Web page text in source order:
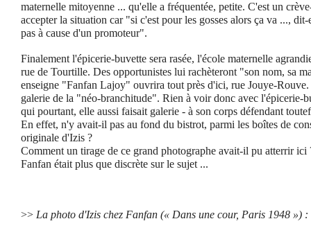
maternelle mitoyenne ... qu'elle a fréquentée, petite. C'est un
accepter la situation car "si c'est pour les gosses alors ça va ...,
pas à cause d'un promoteur".
Finalement l'épicerie-buvette sera rasée, l'école maternelle
rue de Tourtille. Des opportunistes lui rachèteront "son nom, sa
enseigne "Fanfan Lajoy" ouvrira tout près d'ici, rue Jouye-
galerie de la "néo-branchitude". Rien à voir donc avec l'épicerie-
qui pourtant, elle aussi faisait galerie - à son corps défendant
En effet, n'y avait-il pas au fond du bistrot, parmi les boîtes de
originale d'Izis ?
Comment un tirage de ce grand photographe avait-il pu atterrir ici
Fanfan était plus que discrète sur le sujet ...
>> La photo d'Izis chez Fanfan (« Dans une cour, Paris 1948 ») :